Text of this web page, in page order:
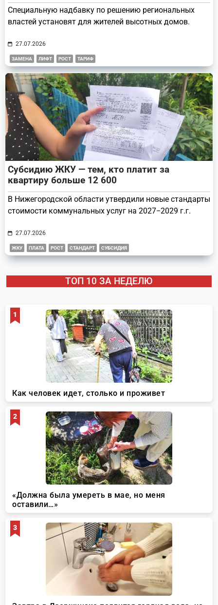
Специальную надбавку по решению региональных
властей установят для жителей высотных домов.
27.07.2026
ЗАМЕНА ЛИФТ РОСТ ТАРИФ
Субсидию ЖКУ — тем, кто платит за
квартиру больше 12 600
В Нижегородской области утвердили новые стандарты
стоимости коммунальных услуг на 2027−2029 г.г.
27.07.2026
ЖКУ ПЛАТА РОСТ СТАНДАРТ СУБСИДИЯ
ТОП 10 ЗА НЕДЕЛЮ